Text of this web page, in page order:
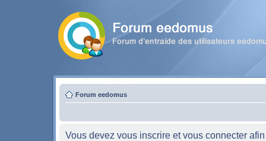
Forum eedomus
Vous devez vous inscrire et vous connecter